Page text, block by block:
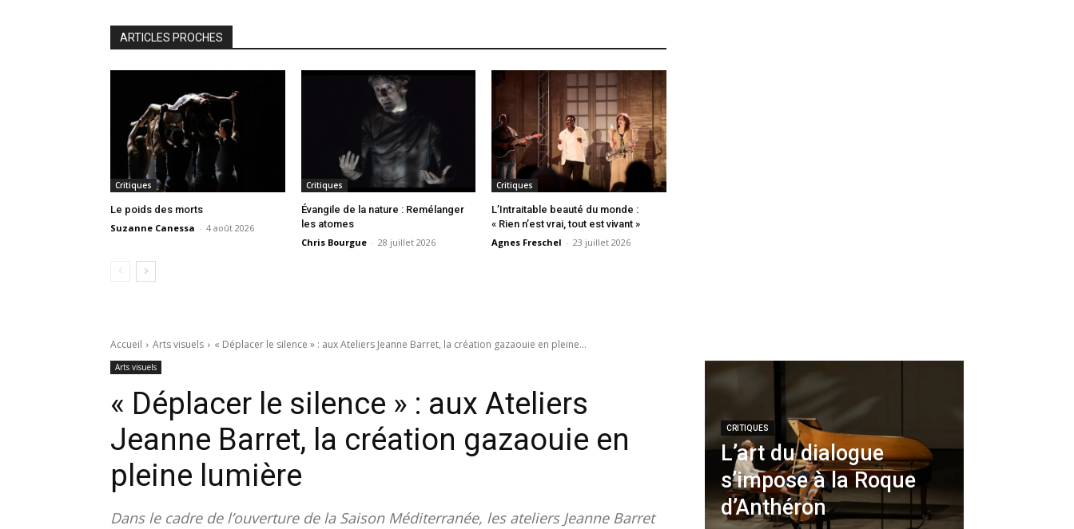
ARTICLES PROCHES
Critiques
Le poids des morts
Suzanne Canessa - 4 août 2026
Critiques
Évangile de la nature : Remélanger
les atomes
Chris Bourgue - 28 juillet 2026
Critiques
L’Intraitable beauté du monde :
« Rien n’est vrai, tout est vivant »
Agnes Freschel - 23 juillet 2026